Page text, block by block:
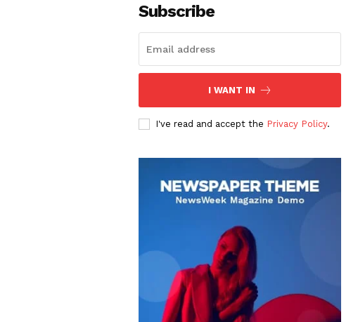
Subscribe
I WANT IN
I've read and accept the Privacy Policy.